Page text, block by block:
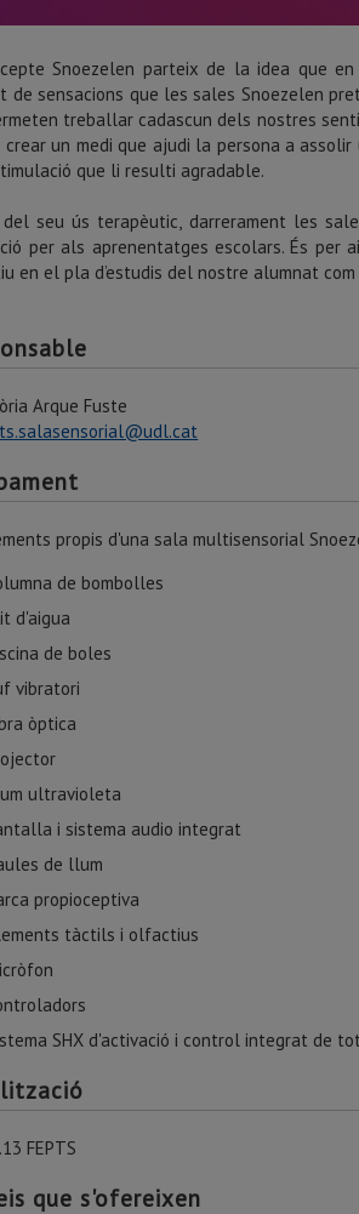
Snoezelen parteix de la idea que
de sensacions que les sales Snoezelen
treballar cadascun dels nostres
un medi que ajudi la persona a
que li resulti agradable.
del seu ús terapèutic, darrerament les
per als aprenentatges escolars. És
en el pla d’estudis del nostre alumnat
Arque Fuste
propis d'una sala multisensorial
de bombolles
d'aigua
de boles
vibratori
òptica
ultravioleta
i sistema audio integrat
de llum
propioceptiva
tàctils i olfactius
SHX d'activació i control integrat de
FEPTS
que s'ofereixen